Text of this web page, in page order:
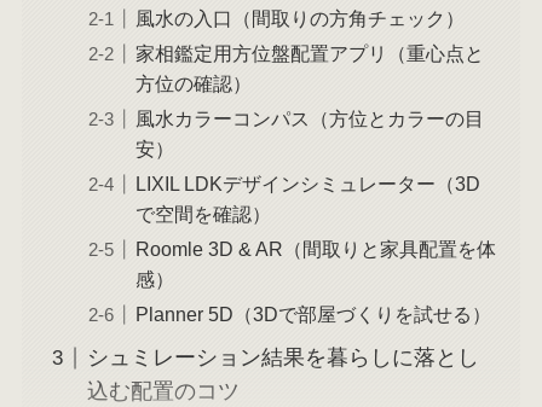
風水の入口（間取りの方角チェック）
家相鑑定用方位盤配置アプリ（重心点と
方位の確認）
風水カラーコンパス（方位とカラーの目
安）
LIXIL LDKデザインシミュレーター（3D
で空間を確認）
Roomle 3D & AR（間取りと家具配置を体
感）
Planner 5D（3Dで部屋づくりを試せる）
シュミレーション結果を暮らしに落とし
込む配置のコツ